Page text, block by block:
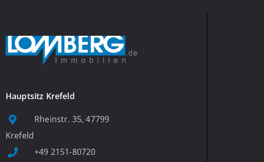
Hauptsitz Krefeld
Rheinstr. 35, 47799
Krefeld
+49 2151-80720